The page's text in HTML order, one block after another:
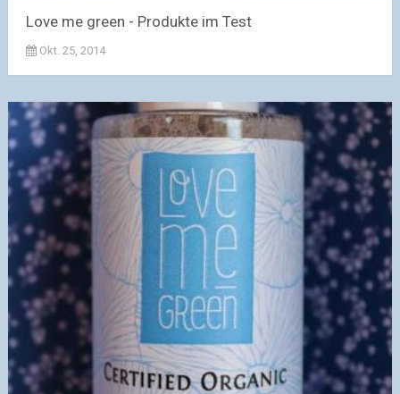
Love me green - Produkte im Test
Okt. 25, 2014